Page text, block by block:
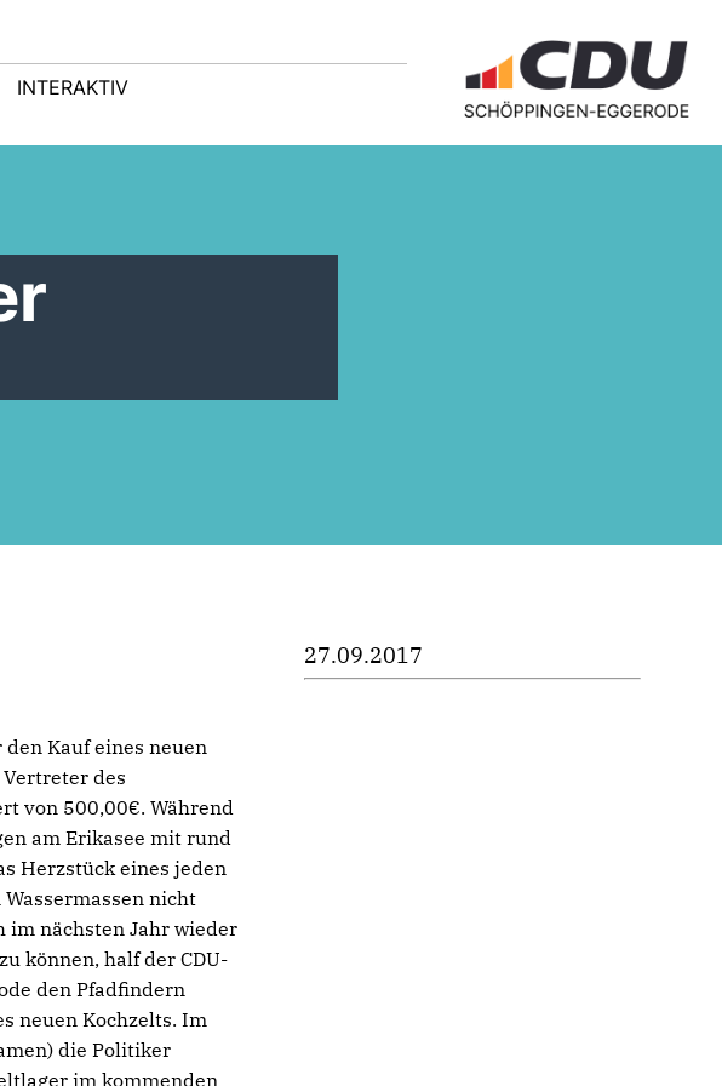
INTERAKTIV
Kauf eines neuen
des
von 500,00€. Während
am Erikasee mit rund
Herzstück eines jeden
nicht
im nächsten Jahr wieder
können, half der CDU-
den Pfadfindern
neuen Kochzelts. Im
die Politiker
im kommenden
27.09.2017